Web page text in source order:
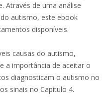
Através de uma análise
autismo, este ebook
disponíveis.
causas do autismo,
a importância de aceitar o
diagnosticam o autismo no
sinais no Capítulo 4.